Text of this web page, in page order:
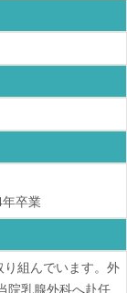
年卒業
組んでいます。外
院乳腺外科へ赴任